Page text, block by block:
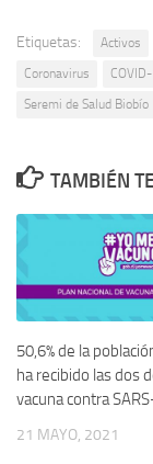
Etiquetas: Activos
Coronavirus
Seremi de Salud Biobío
TAMBIÉN
50,6% de la
ha recibido las dos
vacuna contra
21 MAYO, 2021